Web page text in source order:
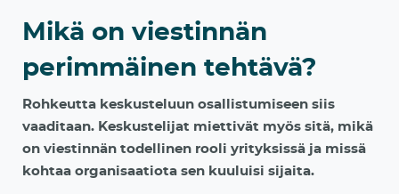
Mikä on viestinnän
perimmäinen tehtävä?
Rohkeutta keskusteluun osallistumiseen siis
vaaditaan. Keskustelijat miettivät myös sitä, mikä
on viestinnän todellinen rooli yrityksissä ja missä
kohtaa organisaatiota sen kuuluisi sijaita.